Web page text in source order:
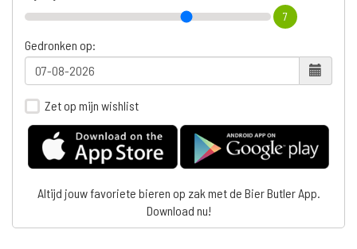
7
Gedronken op:
Zet op mijn wishlist
Altijd jouw favoriete bieren op zak met de Bier Butler App.
Download nu!